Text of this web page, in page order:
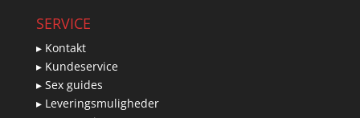
SERVICE
▸ Kontakt
▸ Kundeservice
▸ Sex guides
▸ Leveringsmuligheder